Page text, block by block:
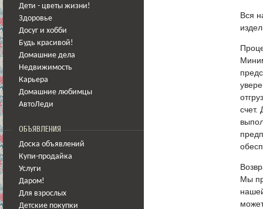
Дети - цветы жизни!
Здоровье
Досуг и хобби
Будь красивой!
Домашние дела
Недвижимость
Карьера
Домашние любимцы
АвтоЛеди
ОБЪЯВЛЕНИЯ
Доска объявлений
Купи-продайка
Услуги
Даром!
Для взрослых
Детские покупки
Вся
счет.
Мы